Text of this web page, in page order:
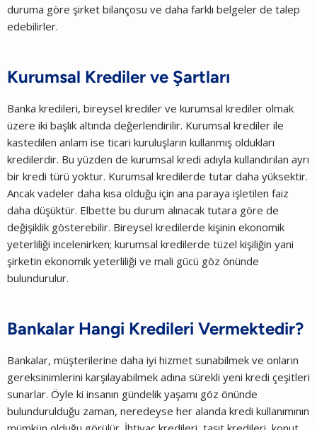
duruma göre şirket bilançosu ve daha farklı belgeler de talep
edebilirler.
Kurumsal Krediler ve Şartları
Banka kredileri, bireysel krediler ve kurumsal krediler olmak
üzere iki başlık altında değerlendirilir. Kurumsal krediler ile
kastedilen anlam ise ticari kuruluşların kullanmış oldukları
kredilerdir. Bu yüzden de kurumsal kredi adıyla kullandırılan ayrı
bir kredi türü yoktur. Kurumsal kredilerde tutar daha yüksektir.
Ancak vadeler daha kısa olduğu için ana paraya işletilen faiz
daha düşüktür. Elbette bu durum alınacak tutara göre de
değişiklik gösterebilir. Bireysel kredilerde kişinin ekonomik
yeterliliği incelenirken; kurumsal kredilerde tüzel kişiliğin yani
şirketin ekonomik yeterliliği ve mali gücü göz önünde
bulundurulur.
Bankalar Hangi Kredileri Vermektedir?
Bankalar, müşterilerine daha iyi hizmet sunabilmek ve onların
gereksinimlerini karşılayabilmek adına sürekli yeni kredi çeşitleri
sunarlar. Öyle ki insanın gündelik yaşamı göz önünde
bulundurulduğu zaman, neredeyse her alanda kredi kullanımının